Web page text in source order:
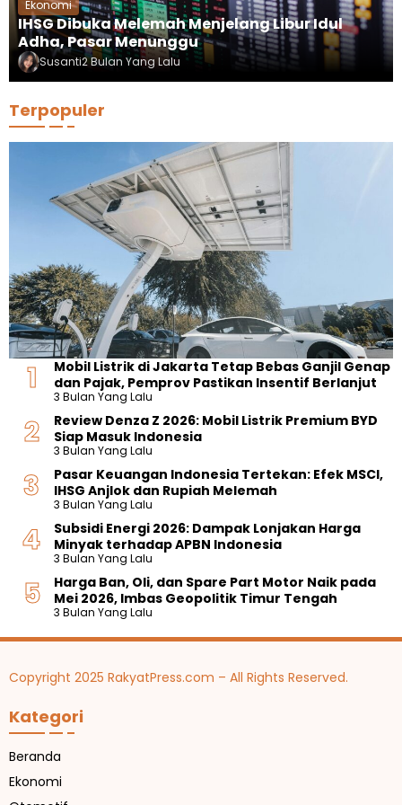
Ekonomi
IHSG Dibuka Melemah Menjelang Libur Idul
Adha, Pasar Menunggu
Susanti2 Bulan Yang Lalu
Terpopuler
Mobil Listrik di Jakarta Tetap Bebas Ganjil Genap
dan Pajak, Pemprov Pastikan Insentif Berlanjut
3 Bulan Yang Lalu
Review Denza Z 2026: Mobil Listrik Premium BYD
Siap Masuk Indonesia
3 Bulan Yang Lalu
Pasar Keuangan Indonesia Tertekan: Efek MSCI,
IHSG Anjlok dan Rupiah Melemah
3 Bulan Yang Lalu
Subsidi Energi 2026: Dampak Lonjakan Harga
Minyak terhadap APBN Indonesia
3 Bulan Yang Lalu
Harga Ban, Oli, dan Spare Part Motor Naik pada
Mei 2026, Imbas Geopolitik Timur Tengah
3 Bulan Yang Lalu
Copyright 2025 RakyatPress.com – All Rights Reserved.
Kategori
Beranda
Ekonomi